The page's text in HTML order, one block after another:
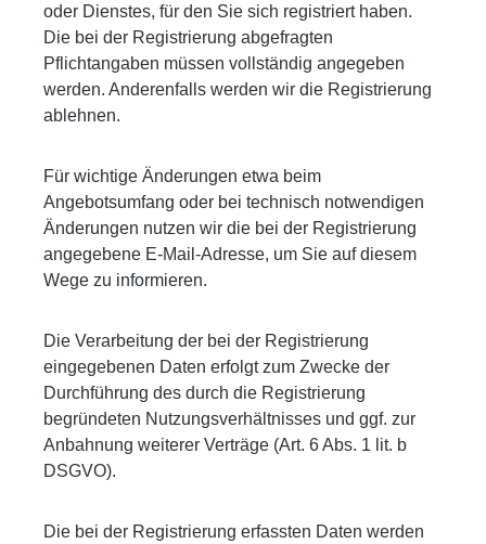
oder Dienstes, für den Sie sich registriert haben.
Die bei der Registrierung abgefragten
Pflichtangaben müssen vollständig angegeben
werden. Anderenfalls werden wir die Registrierung
ablehnen.
Für wichtige Änderungen etwa beim
Angebotsumfang oder bei technisch notwendigen
Änderungen nutzen wir die bei der Registrierung
angegebene E-Mail-Adresse, um Sie auf diesem
Wege zu informieren.
Die Verarbeitung der bei der Registrierung
eingegebenen Daten erfolgt zum Zwecke der
Durchführung des durch die Registrierung
begründeten Nutzungsverhältnisses und ggf. zur
Anbahnung weiterer Verträge (Art. 6 Abs. 1 lit. b
DSGVO).
Die bei der Registrierung erfassten Daten werden